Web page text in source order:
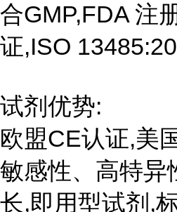
合GMP,FDA 注
证,ISO
试剂优势:
欧盟CE认证,美
敏感性、高特异
长,即用型试剂,